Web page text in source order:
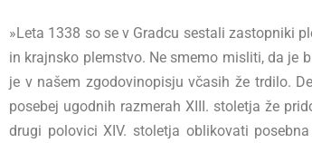
»Leta 1338 so se v Gradcu sestali zastopniki
in krajnsko plemstvo. Ne smemo misliti, da je
je v našem zgodovinopisju včasih že trdilo.
posebej ugodnih razmerah XIII. stoletja že
drugi polovici XIV. stoletja oblikovati